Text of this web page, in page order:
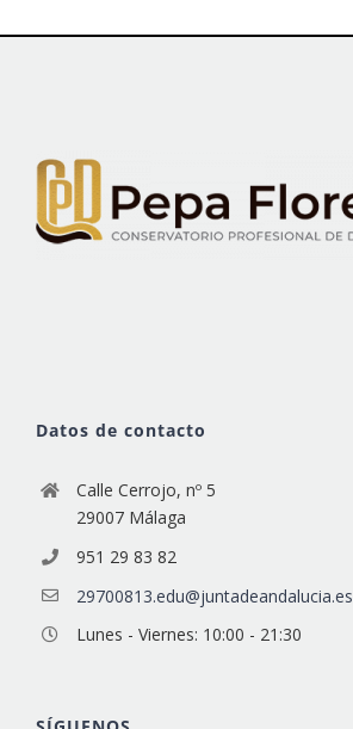
Datos de contacto
Calle Cerrojo, nº 5
29007 Málaga
951 29 83 82
29700813.edu@juntadeandalucia.es
Lunes - Viernes: 10:00 - 21:30